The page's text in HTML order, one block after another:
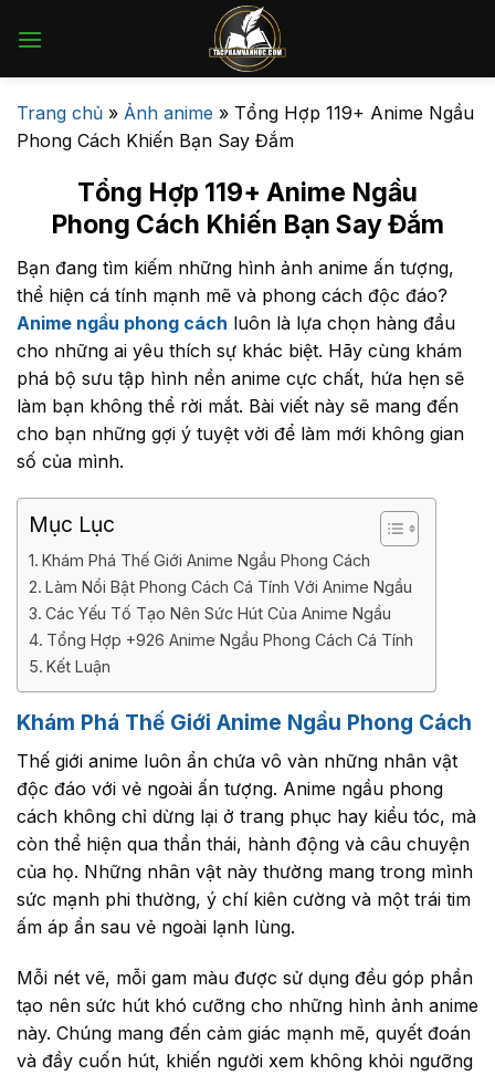
qua
Trang chủ » Ảnh anime » Tổng Hợp 119+ Anime Ngầu
Phong Cách Khiến Bạn Say Đắm
Tổng Hợp 119+ Anime Ngầu
Phong Cách Khiến Bạn Say Đắm
Bạn đang tìm kiếm những hình ảnh anime ấn tượng,
thể hiện cá tính mạnh mẽ và phong cách độc đáo?
Anime ngầu phong cách luôn là lựa chọn hàng đầu
cho những ai yêu thích sự khác biệt. Hãy cùng khám
phá bộ sưu tập hình nền anime cực chất, hứa hẹn sẽ
làm bạn không thể rời mắt. Bài viết này sẽ mang đến
cho bạn những gợi ý tuyệt vời để làm mới không gian
số của mình.
Mục Lục
Khám Phá Thế Giới Anime Ngầu Phong Cách
Làm Nổi Bật Phong Cách Cá Tính Với Anime Ngầu
Các Yếu Tố Tạo Nên Sức Hút Của Anime Ngầu
Tổng Hợp +926 Anime Ngầu Phong Cách Cá Tính
Kết Luận
Khám Phá Thế Giới Anime Ngầu Phong Cách
Thế giới anime luôn ẩn chứa vô vàn những nhân vật
độc đáo với vẻ ngoài ấn tượng. Anime ngầu phong
cách không chỉ dừng lại ở trang phục hay kiểu tóc, mà
còn thể hiện qua thần thái, hành động và câu chuyện
của họ. Những nhân vật này thường mang trong mình
sức mạnh phi thường, ý chí kiên cường và một trái tim
ấm áp ẩn sau vẻ ngoài lạnh lùng.
Mỗi nét vẽ, mỗi gam màu được sử dụng đều góp phần
tạo nên sức hút khó cưỡng cho những hình ảnh anime
này. Chúng mang đến cảm giác mạnh mẽ, quyết đoán
và đầy cuốn hút, khiến người xem không khỏi ngưỡng